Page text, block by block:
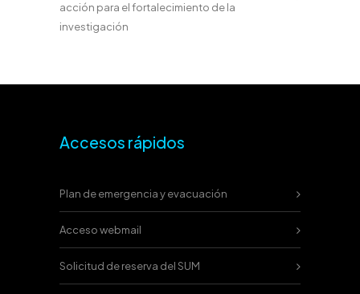
acción para el fortalecimiento de la
investigación
Accesos rápidos
Plan de emergencia y evacuación
Acceso webmail
Solicitud de reserva del SUM